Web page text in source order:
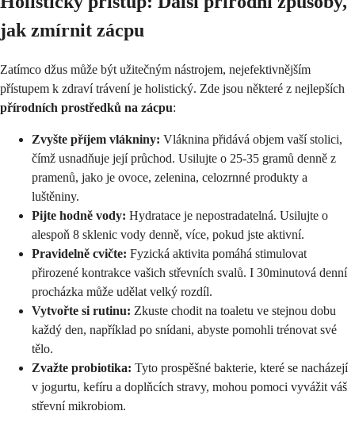
jak zmírnit zácpu
Zatímco džus může být užitečným nástrojem, nejefektivnějším
přístupem k zdraví trávení je holistický. Zde jsou některé z nejlepších
přírodních prostředků na zácpu:
Zvyšte příjem vlákniny: Vláknina přidává objem vaší stolici,
čímž usnadňuje její průchod. Usilujte o 25-35 gramů denně z
pramenů, jako je ovoce, zelenina, celozrnné produkty a
luštěniny.
Pijte hodně vody: Hydratace je nepostradatelná. Usilujte o
alespoň 8 sklenic vody denně, více, pokud jste aktivní.
Pravidelně cvičte: Fyzická aktivita pomáhá stimulovat
přirozené kontrakce vašich střevních svalů. I 30minutová denní
procházka může udělat velký rozdíl.
Vytvořte si rutinu: Zkuste chodit na toaletu ve stejnou dobu
každý den, například po snídani, abyste pomohli trénovat své
tělo.
Zvažte probiotika: Tyto prospěšné bakterie, které se nacházejí
v jogurtu, kefíru a doplňcích stravy, mohou pomoci vyvážit váš
střevní mikrobiom.